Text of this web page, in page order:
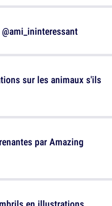
sur les animaux s'ils
par Amazing